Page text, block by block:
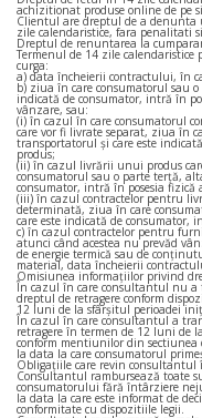
achizitionat produse online de pe
Clientul are dreptul de a
zile calendaristice, fara penalitati
Dreptul de renuntarea la
Termenul de 14 zile calendaristice
curga:
a) data încheierii contractului, în
b) ziua în care consumatorul sau
indicată de consumator, intră în
vânzare, sau:
(i) în cazul în care consumatorul
care vor fi livrate separat, ziua în
transportatorul şi care este
produs;
(ii) în cazul livrării unui produs
consumatorul sau o parte terţă,
consumator, intră în posesia
(iii) în cazul contractelor pentru
determinată, ziua în care
care este indicată de consumator,
c) în cazul contractelor pentru
atunci când acestea nu prevăd
de energie termică sau de
material, data încheierii
Omisiunea informaţiilor privind
În cazul în care consultantul nu
dreptul de retragere conform
12 luni de la sfârşitul perioadei
În cazul în care consultantul a
retragere în termen de 12 luni de
conform mentiunilor din sectiunea
la data la care consumatorul
Obligaţiile care revin consultantul
Consultantul rambursează toate
consumatorului fără întârziere
la data la care este informat de
conformitate cu dispozitiile legii.